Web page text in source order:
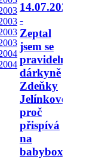
14.07.2026
-
Zeptal
jsem se
pravidelné
dárkyně
Zdeňky
Jelínkové,
proč
přispívá
na
babybox.